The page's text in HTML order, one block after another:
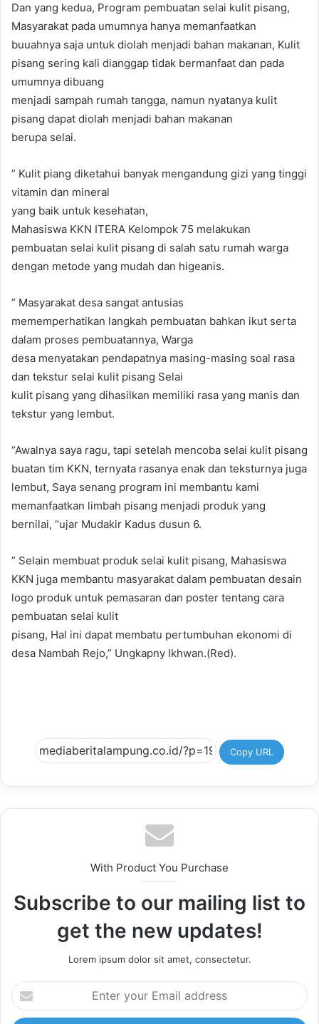
Dan yang kedua, Program pembuatan selai kulit pisang,
Masyarakat pada umumnya hanya memanfaatkan
buuahnya saja untuk diolah menjadi bahan makanan, Kulit
pisang sering kali dianggap tidak bermanfaat dan pada
umumnya dibuang
menjadi sampah rumah tangga, namun nyatanya kulit
pisang dapat diolah menjadi bahan makanan
berupa selai.
” Kulit piang diketahui banyak mengandung gizi yang tinggi
vitamin dan mineral
yang baik untuk kesehatan,
Mahasiswa KKN ITERA Kelompok 75 melakukan
pembuatan selai kulit pisang di salah satu rumah warga
dengan metode yang mudah dan higeanis.
” Masyarakat desa sangat antusias
mememperhatikan langkah pembuatan bahkan ikut serta
dalam proses pembuatannya, Warga
desa menyatakan pendapatnya masing-masing soal rasa
dan tekstur selai kulit pisang Selai
kulit pisang yang dihasilkan memiliki rasa yang manis dan
tekstur yang lembut.
“Awalnya saya ragu, tapi setelah mencoba selai kulit pisang
buatan tim KKN, ternyata rasanya enak dan teksturnya juga
lembut, Saya senang program ini membantu kami
memanfaatkan limbah pisang menjadi produk yang
bernilai, “ujar Mudakir Kadus dusun 6.
” Selain membuat produk selai kulit pisang, Mahasiswa
KKN juga membantu masyarakat dalam pembuatan desain
logo produk untuk pemasaran dan poster tentang cara
pembuatan selai kulit
pisang, Hal ini dapat membatu pertumbuhan ekonomi di
desa Nambah Rejo,” Ungkapny Ikhwan.(Red).
Copy URL
With Product You Purchase
Subscribe to our mailing list to
get the new updates!
Lorem ipsum dolor sit amet, consectetur.
Enter
your
Email